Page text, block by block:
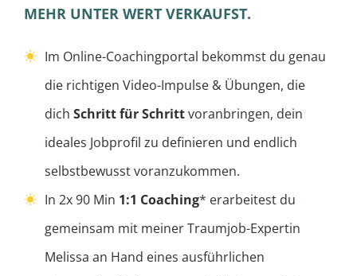
EHR UNTER WERT VERKAUFST.
Im Online-Coachingportal bekommst du genau
die richtigen Video-Impulse & Übungen, die
dich Schritt für Schrittvoranbringen, dein
ideales Jobprofil zu definieren und endlich
selbstbewusst voranzukommen.
In 2x 90 Min 1:1 Coaching* erarbeitest du
gemeinsam mit meiner Traumjob-Expertin
Melissa an Hand eines ausführlichen